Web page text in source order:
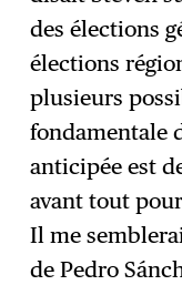
des élections
élections
plusieurs
fondamentale
anticipée est
avant tout
Il me
de Pedro